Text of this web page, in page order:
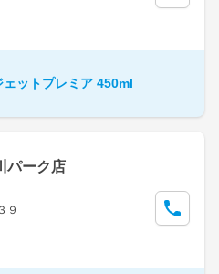
ットプレミア 450ml
パーク店
９